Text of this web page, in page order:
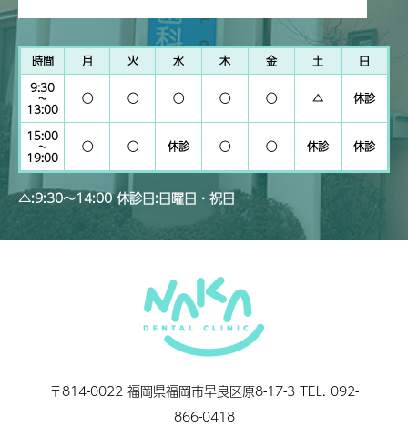
時間 月 火 水 木 金 土
日
9:30
~
13:00
◯ ◯ ◯ ◯ ◯ △ 休診
15:00
~
19:00
◯ ◯ 休診 ◯ ◯ 休診 休診
△:9:30～14:00 休診日:日曜日・祝日
〒814-0022 福岡県福岡市早良区原8-17-3 TEL. 092-
866-0418